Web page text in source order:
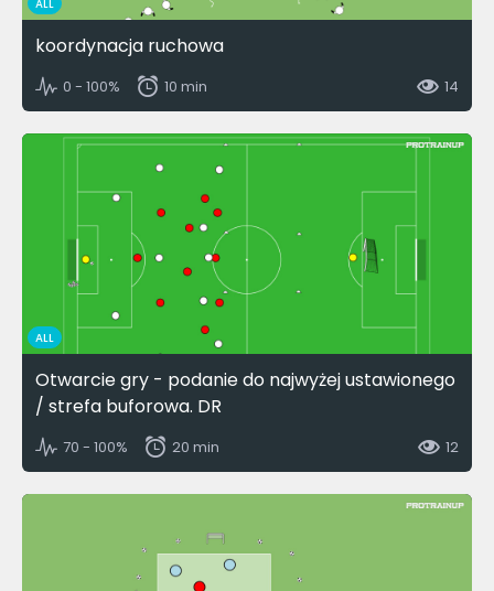
ALL
koordynacja ruchowa
0 - 100% 10 min 14
ALL
Otwarcie gry - podanie do najwyżej ustawionego
/ strefa buforowa. DR
70 - 100% 20 min 12